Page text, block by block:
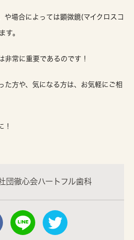
や場合によっては顕微鏡(マイクロスコ
す。
非常に重要であるのです！
た方や、気になる方は、お気軽にご相
！
団徹心会ハートフル歯科